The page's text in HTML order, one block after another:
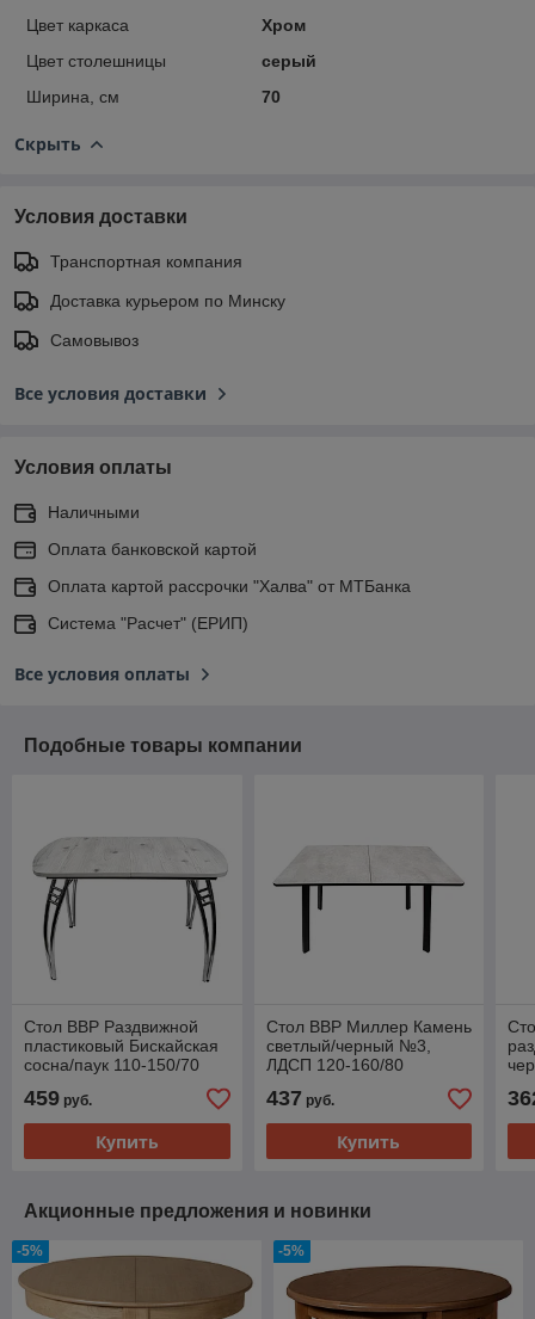
Цвет каркаса
Хром
Цвет столешницы
серый
Ширина, см
70
Скрыть
Условия доставки
Транспортная компания
Доставка курьером по Минску
Самовывоз
Все условия доставки
Условия оплаты
Наличными
Оплата банковской картой
Оплата картой рассрочки "Халва" от МТБанка
Система "Расчет" (ЕРИП)
Все условия оплаты
Подобные товары компании
Стол ВВР Раздвижной
пластиковый Бискайская
сосна/паук 110-150/70
459 руб.
Купить
Стол ВВР Миллер Камень
светлый/черный №3,
ЛДСП 120-160/80
437 руб.
Купить
Акционные предложения и новинки
-5% -5%